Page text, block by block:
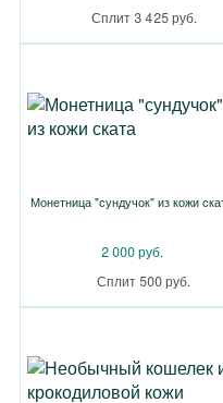
Сплит 3 425 руб.
Монетница "сундучок" из кожи
2 000 руб.
Сплит 500 руб.